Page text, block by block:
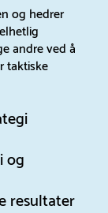
og hedrer
andre ved å
taktiske
og
resultater